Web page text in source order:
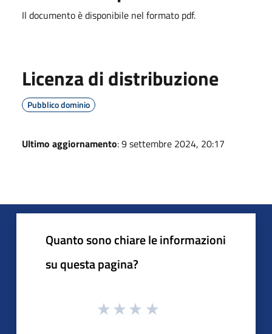
Il documento è disponibile nel formato pdf.
Licenza di distribuzione
Pubblico dominio
Ultimo aggiornamento: 9 settembre 2024, 20:17
Quanto sono chiare le informazioni
su questa pagina?